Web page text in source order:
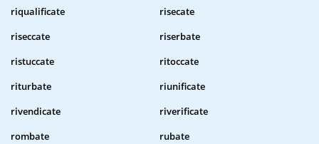
riqualificate
risecate
riseccate
riserbate
ristuccate
ritoccate
riturbate
riunificate
rivendicate
riverificate
rombate
rubate